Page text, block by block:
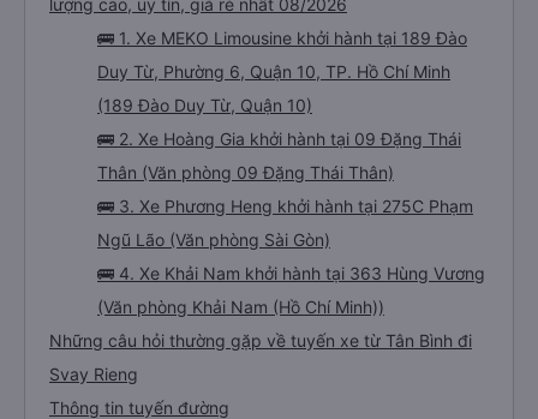
lượng cao, uy tín, giá rẻ nhất 08/2026
🚌 1. Xe MEKO Limousine khởi hành tại 189 Đào
Duy Từ, Phường 6, Quận 10, TP. Hồ Chí Minh
(189 Đào Duy Từ, Quận 10)
🚌 2. Xe Hoàng Gia khởi hành tại 09 Đặng Thái
Thân (Văn phòng 09 Đặng Thái Thân)
🚌 3. Xe Phương Heng khởi hành tại 275C Phạm
Ngũ Lão (Văn phòng Sài Gòn)
🚌 4. Xe Khải Nam khởi hành tại 363 Hùng Vương
(Văn phòng Khải Nam (Hồ Chí Minh))
Những câu hỏi thường gặp về tuyến xe từ Tân Bình đi
Svay Rieng
Thông tin tuyến đường